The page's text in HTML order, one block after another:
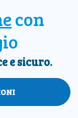
con
e sicuro.